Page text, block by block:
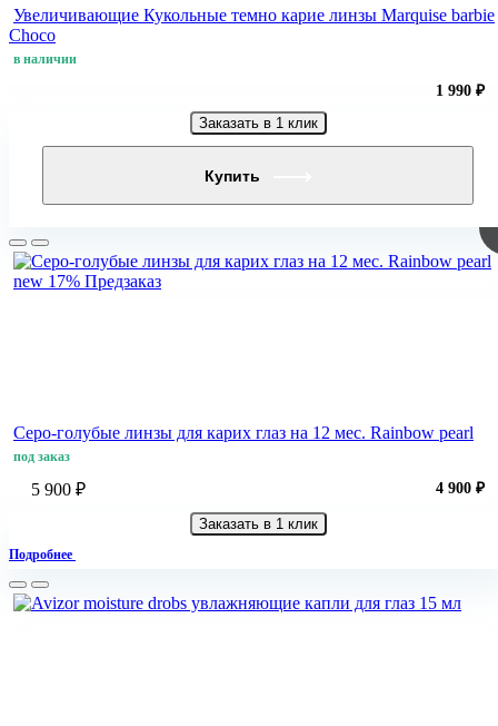
Увеличивающие Кукольные темно карие линзы Marquise barbie
Choco
в наличии
1 990 ₽
Заказать в 1 клик
new 17% Предзаказ
Серо-голубые линзы для карих глаз на 12 мес. Rainbow pearl
под заказ
5 900 ₽ 4 900 ₽
Заказать в 1 клик
Подробнее